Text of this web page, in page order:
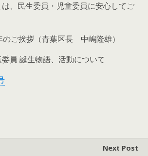
、民生委員・児童委員に安心してご
のご挨拶（青葉区長 中嶋隆雄）
委員 誕生物語、活動について
Next Post